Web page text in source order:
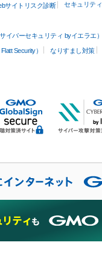
サイトリスク診断 セキュリテ
イバーセキュリティ byイエラエ）
Security）
なりすまし対策